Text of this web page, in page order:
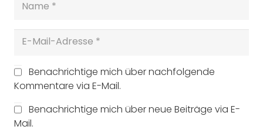
Benachrichtige mich über nachfolgende
Kommentare via E-Mail.
Benachrichtige mich über neue Beiträge via E-
Mail.